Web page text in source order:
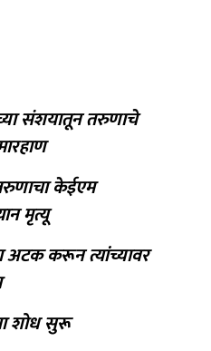
संशयातून तरुणाचे
केईएम
मृत्यू
अटक करून त्यांच्यावर
शोध सुरू